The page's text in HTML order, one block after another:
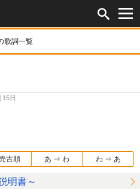
歌詞一覧
15日
古順 あ ⇒ わ わ ⇒ あ
明書～